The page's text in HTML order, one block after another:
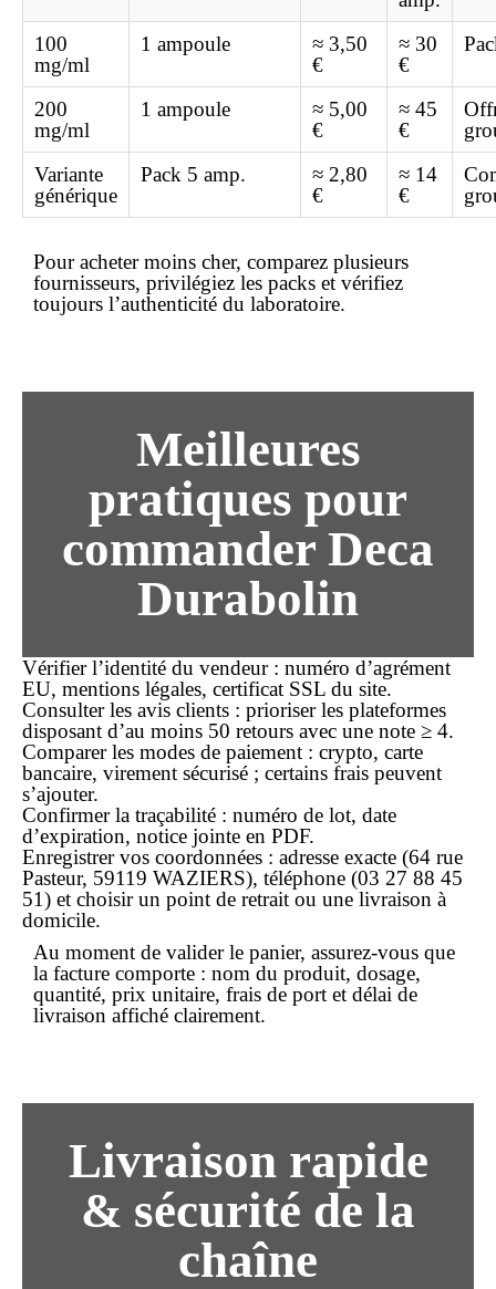
100
mg/ml
1 ampoule
≈ 3,50
€
≈ 30
€
200
mg/ml
1 ampoule
≈ 5,00
€
≈ 45
€
Variante
générique
Pack 5 amp.
≈ 2,80
€
≈ 14
€
Pouracheter moins cher, comparez plusieurs
fournisseurs, privilégiez les packs et vérifiez
toujours l’authenticité du laboratoire.
Meilleures
pratiques pour
commander Deca
Durabolin
Vérifier l’identité du vendeur: numéro d’agrément
EU, mentions légales, certificat SSL du site.
Consulter les avis clients : prioriser les plateformes
disposant d’au moins 50 retours avec une note ≥ 4.
Comparer les modes de paiement : crypto, carte
bancaire, virement sécurisé ; certains frais peuvent
s’ajouter.
Confirmer la traçabilité : numéro de lot, date
d’expiration, notice jointe en PDF.
Enregistrer vos coordonnées : adresse exacte (64 rue
Pasteur, 59119 WAZIERS), téléphone (03 27 88 45
51) et choisir un point de retrait ou une livraison à
domicile.
Au moment de valider le panier, assurez-vous que
la facture comporte : nom du produit, dosage,
quantité, prix unitaire, frais de port et délai de
livraison affiché clairement.
Livraison rapide
& sécurité de la
chaîne